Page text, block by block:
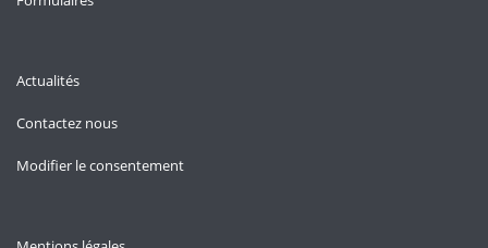
Actualités
Contactez nous
Modifier le consentement